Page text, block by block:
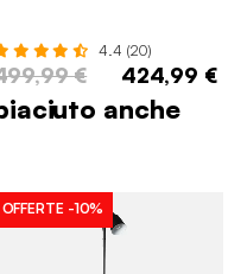
4.4 (20)
€ 424,99 €
anche
OFFERTE -10%